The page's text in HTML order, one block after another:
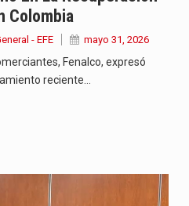
Colombia
- EFE mayo 31, 2026
Fenalco, expresó
reciente…